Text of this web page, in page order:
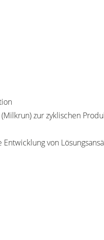
zur zyklischen
von